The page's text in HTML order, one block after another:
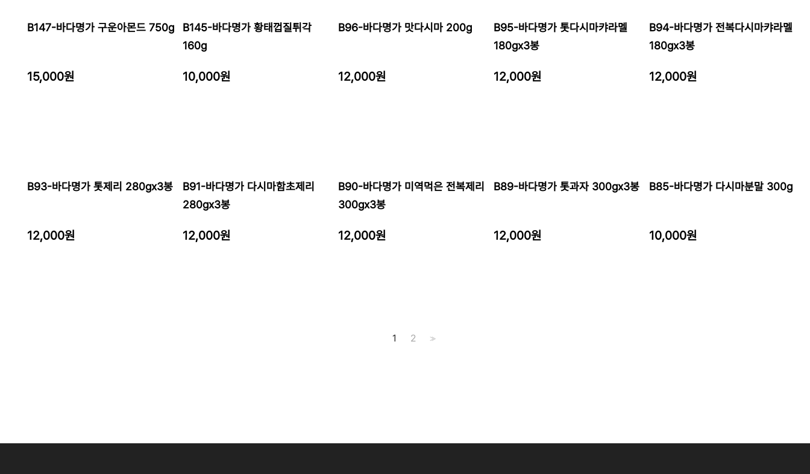
B147-바다명가 구운아몬드 750g
15,000원
B145-바다명가 황태껍질튀각
160g
10,000원
B96-바다명가 맛다시마 200g
12,000원
B95-바다명가 톳다시마캬라멜
180gx3봉
12,000원
B94-바다명가 전복다시마캬라멜
180gx3봉
12,000원
B93-바다명가 톳제리 280gx3봉
12,000원
B91-바다명가 다시마함초제리
280gx3봉
12,000원
B90-바다명가 미역먹은 전복제리
300gx3봉
12,000원
B89-바다명가 톳과자 300gx3봉
12,000원
B85-바다명가 다시마분말 300g
10,000원
1 2 >>